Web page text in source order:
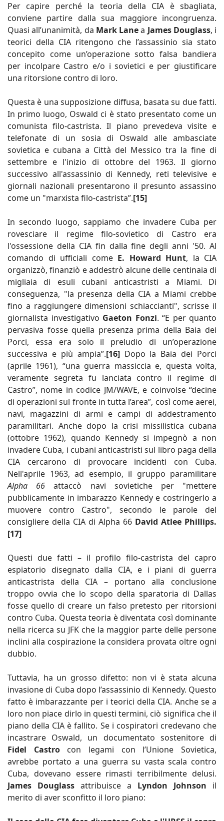
Per capire perché la teoria della CIA è sbagliata,
conviene partire dalla sua maggiore incongruenza.
Quasi all’unanimità, da Mark Lanea James Douglass, i
teorici della CIA ritengono che l’assassinio sia stato
concepito come un’operazione sotto falsa bandiera
per incolpare Castro e/o i sovietici e per giustificare
una ritorsione contro di loro.
Questa è una supposizione diffusa, basata su due fatti.
In primo luogo, Oswald ci è stato presentato come un
comunista filo-castrista. Il piano prevedeva visite e
telefonate di un sosia di Oswald alle ambasciate
sovietica e cubana a Città del Messico tra la fine di
settembre e l'inizio di ottobre del 1963. Il giorno
successivo all'assassinio di Kennedy, reti televisive e
giornali nazionali presentarono il presunto assassino
come un "marxista filo-castrista”.[15]
In secondo luogo, sappiamo che invadere Cuba per
rovesciare il regime filo-sovietico di Castro era
l'ossessione della CIA fin dalla fine degli anni '50. Al
comando di ufficiali come E. Howard Hunt, la CIA
organizzò, finanziò e addestrò alcune delle centinaia di
migliaia di esuli cubani anticastristi a Miami. Di
conseguenza, "la presenza della CIA a Miami crebbe
fino a raggiungere dimensioni schiaccianti", scrisse il
giornalista investigativo Gaeton Fonzi. “E per quanto
pervasiva fosse quella presenza prima della Baia dei
Porci, essa era solo il preludio di un’operazione
successiva e più ampia”.[16] Dopo la Baia dei Porci
(aprile 1961), “una guerra massiccia e, questa volta,
veramente segreta fu lanciata contro il regime di
Castro”, nome in codice JM/WAVE, e coinvolse “decine
di operazioni sul fronte in tutta l’area”, così come aerei,
navi, magazzini di armi e campi di addestramento
paramilitari. Anche dopo la crisi missilistica cubana
(ottobre 1962), quando Kennedy si impegnò a non
invadere Cuba, i cubani anticastristi sul libro paga della
CIA cercarono di provocare incidenti con Cuba.
Nell'aprile 1963, ad esempio, il gruppo paramilitare
Alpha 66 attaccò navi sovietiche per "mettere
pubblicamente in imbarazzo Kennedy e costringerlo a
muovere contro Castro", secondo le parole del
consigliere della CIA di Alpha 66 David Atlee Phillips.
[17]
Questi due fatti – il profilo filo-castrista del capro
espiatorio disegnato dalla CIA, e i piani di guerra
anticastrista della CIA – portano alla conclusione
troppo ovvia che lo scopo della sparatoria di Dallas
fosse quello di creare un falso pretesto per ritorsioni
contro Cuba. Questa teoria è diventata così dominante
nella ricerca su JFK che la maggior parte delle persone
inclini alla cospirazione la considera provata oltre ogni
dubbio.
Tuttavia, ha un grosso difetto: non vi è stata alcuna
invasione di Cuba dopo l’assassinio di Kennedy. Questo
fatto è imbarazzante per i teorici della CIA. Anche se a
loro non piace dirlo in questi termini, ciò significa che il
piano della CIA è fallito. Se i cospiratori credevano che
incastrare Oswald, un documentato sostenitore di
Fidel Castrocon legami con l’Unione Sovietica,
avrebbe portato a una guerra su vasta scala contro
Cuba, dovevano essere rimasti terribilmente delusi.
James Douglass attribuisce a Lyndon Johnson il
merito di aver sconfitto il loro piano: